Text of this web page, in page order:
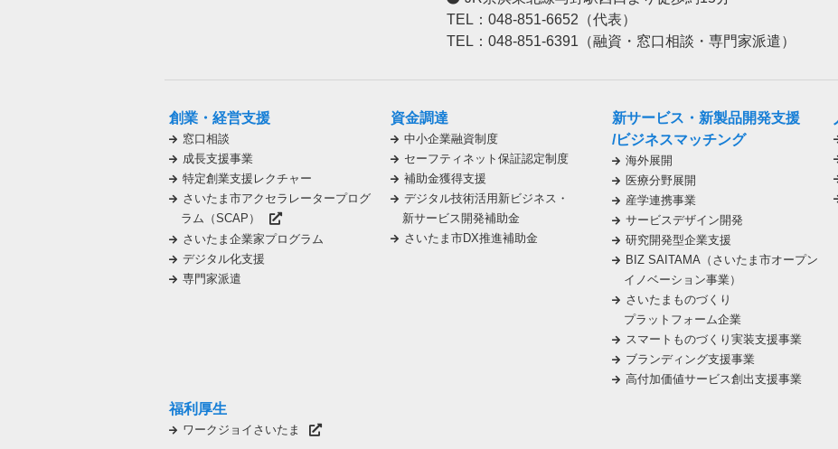
TEL：048-851-6652（代表）
TEL：048-851-6391（融資・窓口相談・専門家派遣）
創業・経営支援
窓口相談
成長支援事業
特定創業支援レクチャー
さいたま市アクセラレータープログ
ラム（SCAP）
さいたま企業家プログラム
デジタル化支援
専門家派遣
資金調達
中小企業融資制度
セーフティネット保証認定制度
補助金獲得支援
デジタル技術活用新ビジネス・
新サービス開発補助金
さいたま市DX推進補助金
新サービス・新製品開発支援
/ビジネスマッチング
海外展開
医療分野展開
産学連携事業
サービスデザイン開発
研究開発型企業支援
BIZ SAITAMA（さいたま市オープン
イノベーション事業）
さいたまものづくり
プラットフォーム企業
スマートものづくり実装支援事業
ブランディング支援事業
高付加価値サービス創出支援事業
福利厚生
ワークジョイさいたま